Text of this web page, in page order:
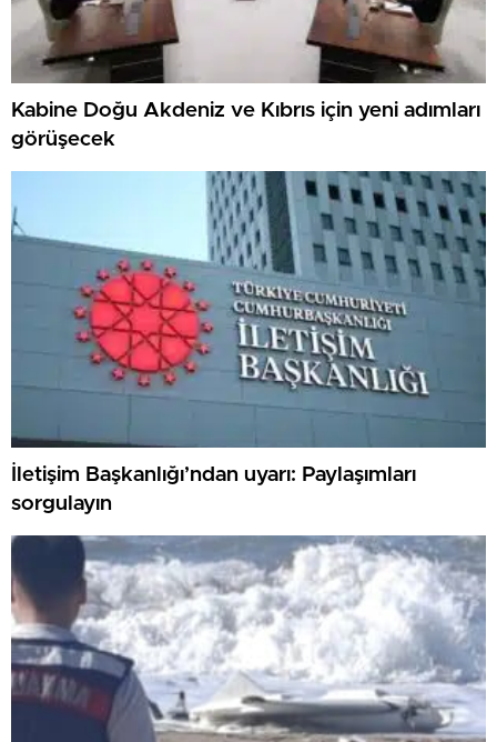
Kabine Doğu Akdeniz ve Kıbrıs için yeni adımları
görüşecek
İletişim Başkanlığı’ndan uyarı: Paylaşımları
sorgulayın